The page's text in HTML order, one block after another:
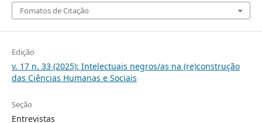
Fomatos de Citação
Edição
v. 17 n. 33 (2025): Intelectuais negros/as na (re)construção
das Ciências Humanas e Sociais
Seção
Entrevistas